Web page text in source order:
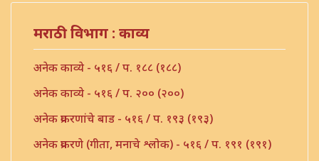
मराठी विभाग : काव्य
अनेक काव्ये - ५१६ / प. १८८ (१८८)
अनेक काव्ये - ५१६ / प. २०० (२००)
अनेक प्रकरणांचे बाड - ५१६ / प. १९३ (१९३)
अनेक प्रकरणे (गीता, मनाचे श्लोक) - ५१६ / प. १९१ (१९१)